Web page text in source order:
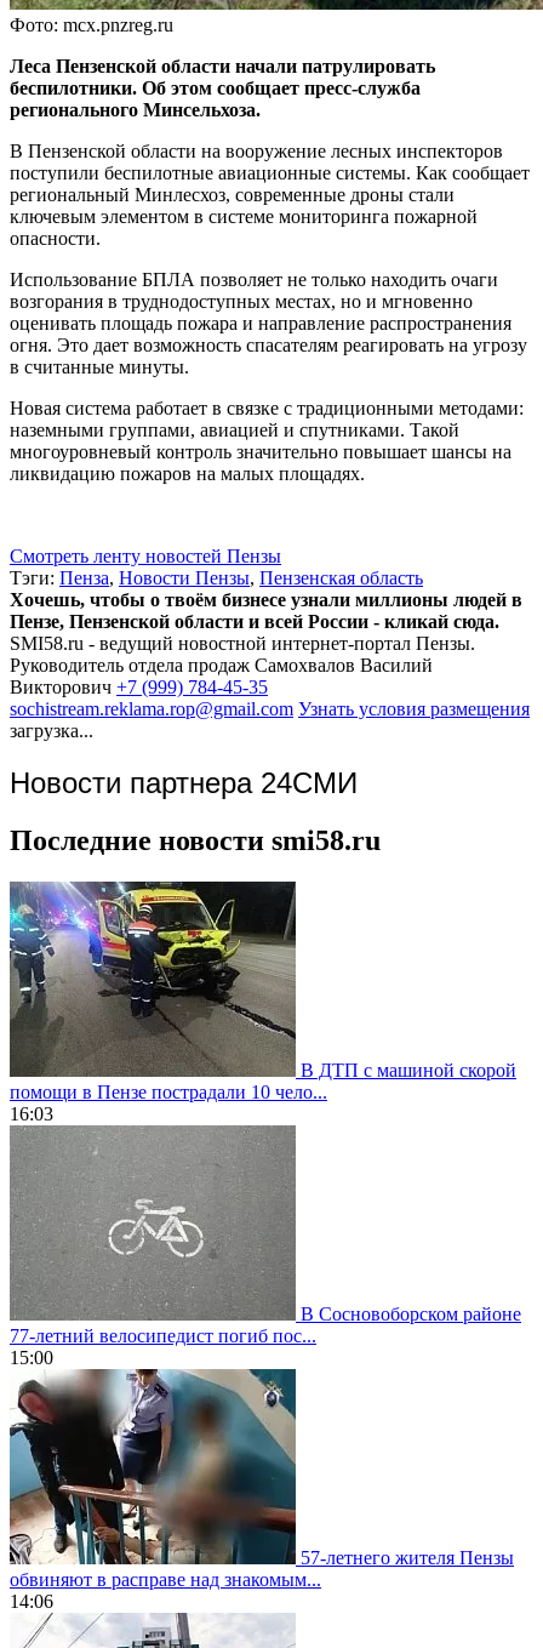
Фото: mcx.pnzreg.ru
Леса Пензенской области начали патрулировать
беспилотники. Об этом сообщает пресс-служба
регионального Минсельхоза.
В Пензенской области на вооружение лесных инспекторов
поступили беспилотные авиационные системы. Как сообщает
региональный Минлесхоз, современные дроны стали
ключевым элементом в системе мониторинга пожарной
опасности.
Использование БПЛА позволяет не только находить очаги
возгорания в труднодоступных местах, но и мгновенно
оценивать площадь пожара и направление распространения
огня. Это дает возможность спасателям реагировать на угрозу
в считанные минуты.
Новая система работает в связке с традиционными методами:
наземными группами, авиацией и спутниками. Такой
многоуровневый контроль значительно повышает шансы на
ликвидацию пожаров на малых площадях.
Смотреть ленту новостей Пензы
Тэги: Пенза, Новости Пензы, Пензенская область
Хочешь, чтобы о твоём бизнесе узнали миллионы людей в
Пензе, Пензенской области и всей России - кликай сюда.
SMI58.ru - ведущий новостной интернет-портал Пензы.
Руководитель отдела продаж Самохвалов Василий
Викторович +7 (999) 784-45-35
sochistream.reklama.rop@gmail.com Узнать условия размещения
загрузка...
Новости партнера 24СМИ
Последние новости smi58.ru
В ДТП с машиной скорой
помощи в Пензе пострадали 10 чело...
16:03
В Сосновоборском районе
77-летний велосипедист погиб пос...
15:00
57-летнего жителя Пензы
обвиняют в расправе над знакомым...
14:06